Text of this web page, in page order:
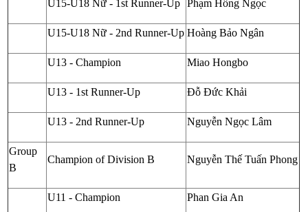
U15-U18 Nữ - 1st Runner-Up Phạm Hồng Ngọc
U15-U18 Nữ - 2nd Runner-Up Hoàng Bảo Ngân
U13 - Champion Miao Hongbo
U13 - 1st Runner-Up Đỗ Đức Khải
U13 - 2nd Runner-Up Nguyễn Ngọc Lâm
Group
B
Champion of Division B Nguyễn Thế Tuấn Phong
U11 - Champion Phan Gia An